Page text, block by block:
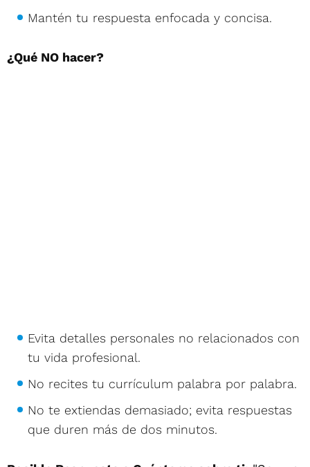
Mantén tu respuesta enfocada y concisa.
¿Qué NO hacer?
Evita detalles personales no relacionados con
tu vida profesional.
No recites tu currículum palabra por palabra.
No te extiendas demasiado; evita respuestas
que duren más de dos minutos.